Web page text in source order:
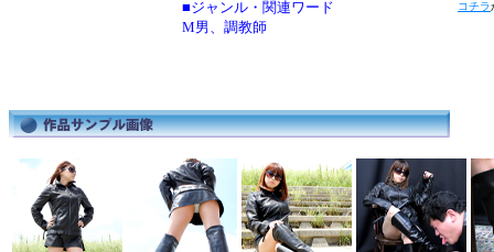
■ジャンル・関連ワード
M男、調教師
コチラ